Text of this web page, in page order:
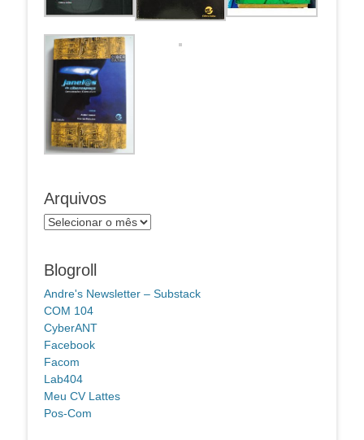
Arquivos
Arquivos
Blogroll
Andre's Newsletter – Substack
COM 104
CyberANT
Facebook
Facom
Lab404
Meu CV Lattes
Pos-Com